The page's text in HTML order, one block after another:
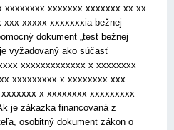
xxxxxxxx xxxxxxx xxxxxxx xx xx
xxxxx xxxxxxxia bežnej
dokument „test bežnej
vyžadovaný ako súčasť
xxxxxxxxxxxxx x xxxxxxxx
xxxxxxxxx x xxxxxxxx xxx
x xxxxxxxx xxxxxxxxx
je zákazka financovaná z
osobitný dokument zákon o